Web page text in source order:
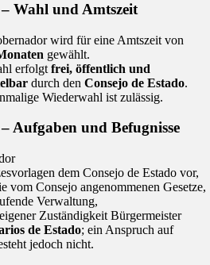
Wahl und Amtszeit
wird für eine Amtszeit von
gewählt.
erfolgt frei, öffentlich und
durch den Consejo de Estado.
Wiederwahl ist zulässig.
Aufgaben und Befugnisse
dem Consejo de Estado vor,
vom Consejo angenommenen Gesetze,
Verwaltung,
Zuständigkeit Bürgermeister
de Estado; ein Anspruch auf
jedoch nicht.